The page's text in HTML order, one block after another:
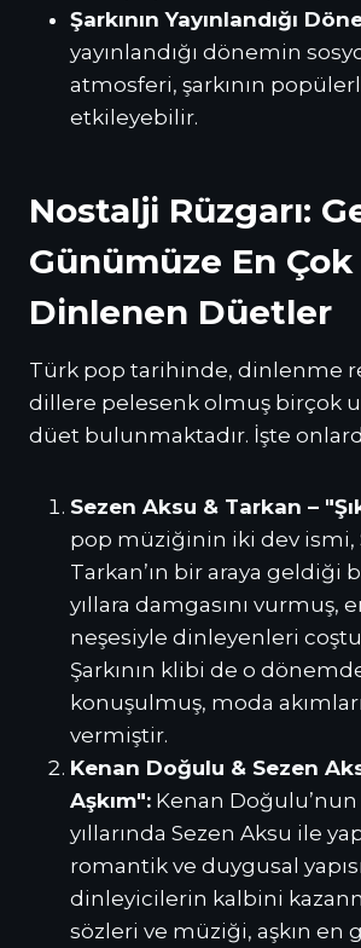
Şarkının Yayınlandığı
yayınlandığı dönemin
atmosferi, şarkının
etkileyebilir.
Nostalji Rüzgarı:
Günümüze En Çok
Dinlenen Düetler
Türk pop tarihinde, dinlenme
dillere pelesenk olmuş birçok
düet bulunmaktadır. İşte
Sezen Aksu & Tarkan –
pop müziğinin iki dev ismi,
Tarkan’ın bir araya geldiği
yıllara damgasını vurmuş,
neşesiyle dinleyenleri
Şarkının klibi de o
konuşulmuş, moda
vermiştir.
Kenan Doğulu & Sezen
Aşkım": Kenan
yıllarında Sezen Aksu ile
romantik ve duygusal
dinleyicilerin kalbini
sözleri ve müziği, aşkın en